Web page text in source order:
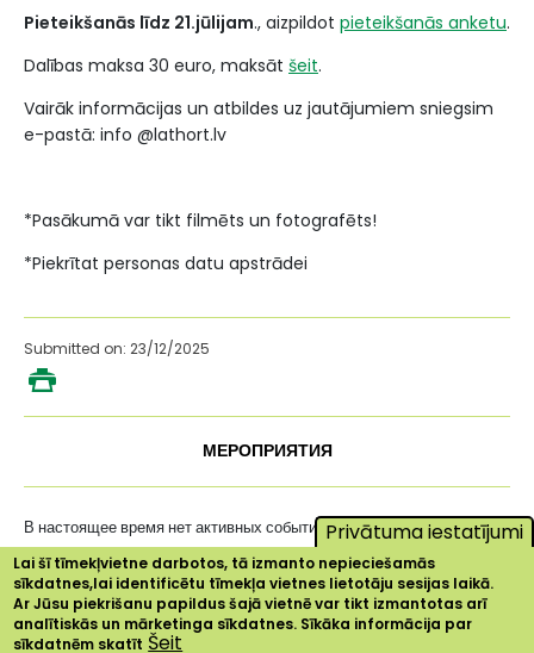
Pieteikšanās līdz 21.jūlijam., aizpildot pieteikšanās anketu.
Dalības maksa 30 euro, maksāt šeit.
Vairāk informācijas un atbildes uz jautājumiem sniegsim
e-pastā: info @lathort.lv
*Pasākumā var tikt filmēts un fotografēts!
*Piekrītat personas datu apstrādei
Submitted on: 23/12/2025
МЕРОПРИЯТИЯ
В настоящее время нет активных событий ...Privātuma iestatījumi
Lai šī tīmekļvietne darbotos, tā izmanto nepieciešamās
sīkdatnes,lai identificētu tīmekļa vietnes lietotāju sesijas laikā.
Ar Jūsu piekrišanu papildus šajā vietnē var tikt izmantotas arī
analītiskās un mārketinga sīkdatnes. Sīkāka informācija par
sīkdatnēm skatīt Šeit